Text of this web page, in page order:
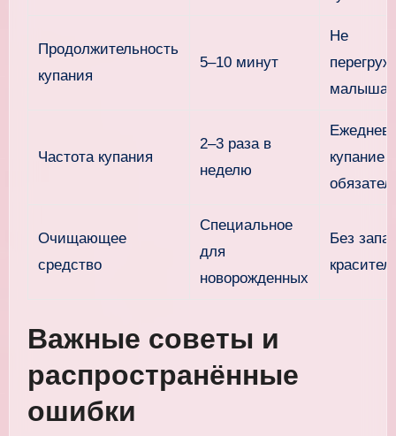
Продолжительность
купания
5–10 минут
Не
малыша
Частота купания
2–3 раза в
неделю
купание
Очищающее
средство
Специальное
для
новорожденных
Без
Важные советы и
распространённые
ошибки